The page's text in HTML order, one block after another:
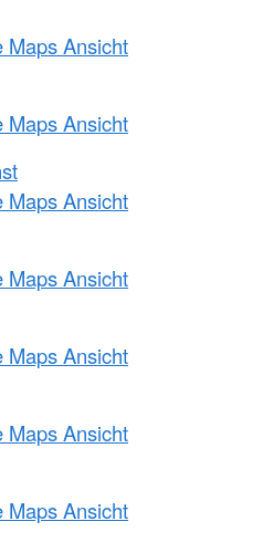
Maps Ansicht
Maps Ansicht
Maps Ansicht
Maps Ansicht
Maps Ansicht
Maps Ansicht
Maps Ansicht